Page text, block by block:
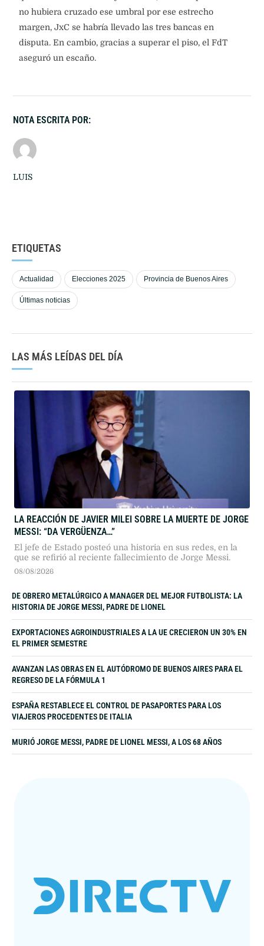
no hubiera cruzado ese umbral por ese estrecho
margen, JxC se habría llevado las tres bancas en
disputa. En cambio, gracias a superar el piso, el FdT
aseguró un escaño.
NOTA ESCRITA POR:
LUIS
ETIQUETAS
Actualidad Elecciones 2025 Provincia de Buenos Aires
Últimas noticias
LAS MÁS LEÍDAS DEL DÍA
LA REACCIÓN DE JAVIER MILEI SOBRE LA MUERTE DE JORGE
MESSI: “DA VERGÜENZA…”
El jefe de Estado posteó una historia en sus redes, en la
que se refirió al reciente fallecimiento de Jorge Messi.
08/08/2026
DE OBRERO METALÚRGICO A MANAGER DEL MEJOR FUTBOLISTA: LA
HISTORIA DE JORGE MESSI, PADRE DE LIONEL
EXPORTACIONES AGROINDUSTRIALES A LA UE CRECIERON UN 30% EN
EL PRIMER SEMESTRE
AVANZAN LAS OBRAS EN EL AUTÓDROMO DE BUENOS AIRES PARA EL
REGRESO DE LA FÓRMULA 1
ESPAÑA RESTABLECE EL CONTROL DE PASAPORTES PARA LOS
VIAJEROS PROCEDENTES DE ITALIA
MURIÓ JORGE MESSI, PADRE DE LIONEL MESSI, A LOS 68 AÑOS